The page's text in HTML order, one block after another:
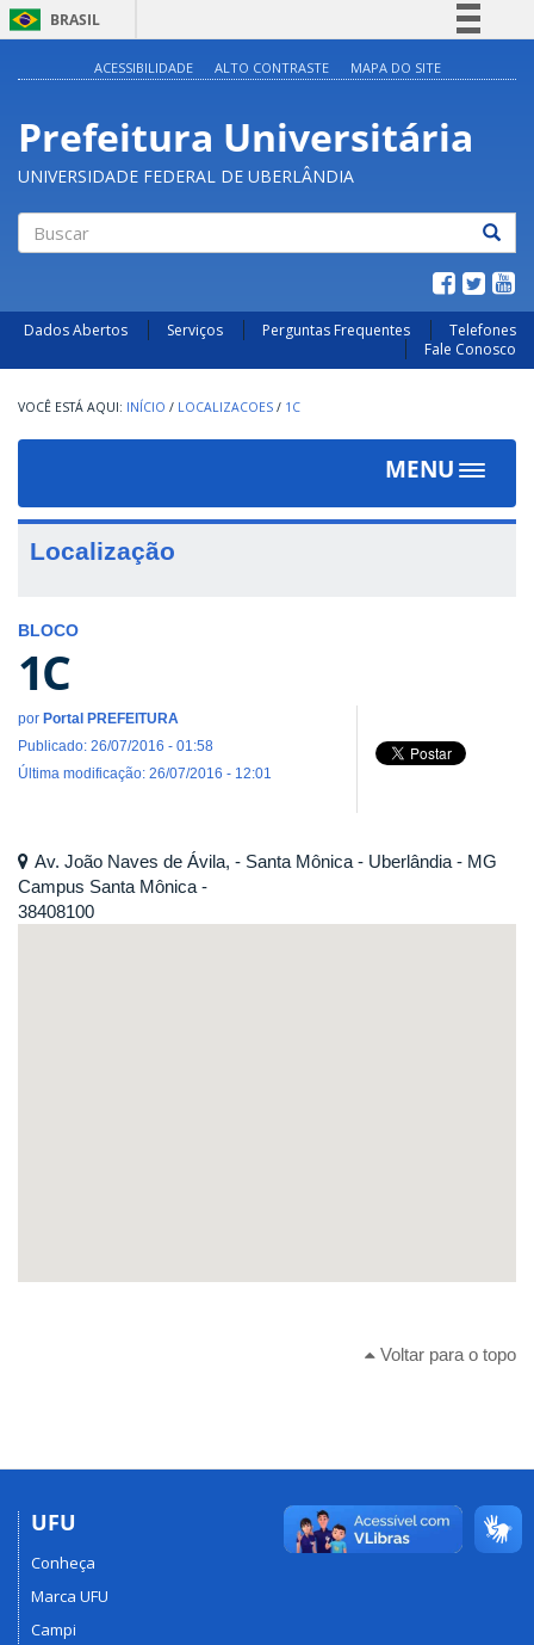
BRASIL
Participe
Acesso à informação
ACESSIBILIDADE ALTO CONTRASTE MAPA DO SITE
Prefeitura Universitária
UNIVERSIDADE FEDERAL DE UBERLÂNDIA
Dados Abertos Serviços Perguntas Frequentes
Telefones
Fale Conosco
INÍCIO / LOCALIZACOES / 1C
MENU
Toggle
Localização
BLOCO
1C
por Portal PREFEITURA
Publicado: 26/07/2016 - 01:58
Última modificação: 26/07/2016 - 12:01
Av. João Naves de Ávila, - Santa Mônica - Uberlândia - MG
Campus Santa Mônica -
38408100
Voltar para o topo
UFU
Conheça
Marca UFU
Campi